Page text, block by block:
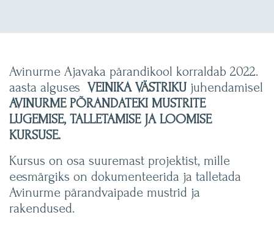
Avinurme Ajavaka pärandikool korraldab 2022.
aasta alguses VEINIKA VÄSTRIKU juhendamisel
AVINURME PÕRANDATEKI MUSTRITE
LUGEMISE, TALLETAMISE JA LOOMISE
KURSUSE.
Kursus on osa suuremast projektist, mille
eesmärgiks on dokumenteerida ja talletada
Avinurme pärandvaipade mustrid ja
rakendused.